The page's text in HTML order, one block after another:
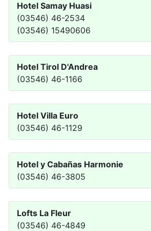
Hotel Samay Huasi
(03546) 46-2534
(03546) 15490606
Hotel Tirol D'Andrea
(03546) 46-1166
Hotel Villa Euro
(03546) 46-1129
Hotel y Cabañas Harmonie
(03546) 46-3805
Lofts La Fleur
(03546) 46-4849